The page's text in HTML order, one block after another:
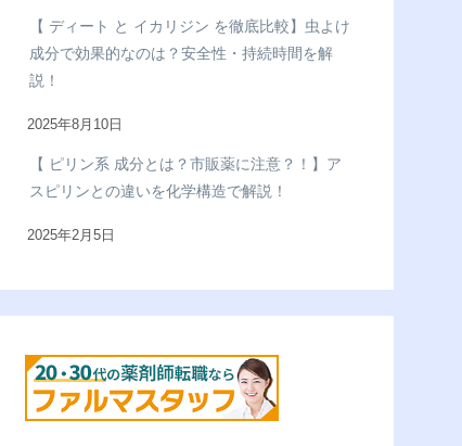
【 ディート と イカリジン を徹底比較】虫よけ
成分で効果的なのは？安全性・持続時間を解
説！
2025年8月10日
【 ピリン系 成分とは？市販薬に注意？！】ア
スピリンとの違いを化学構造で解説！
2025年2月5日